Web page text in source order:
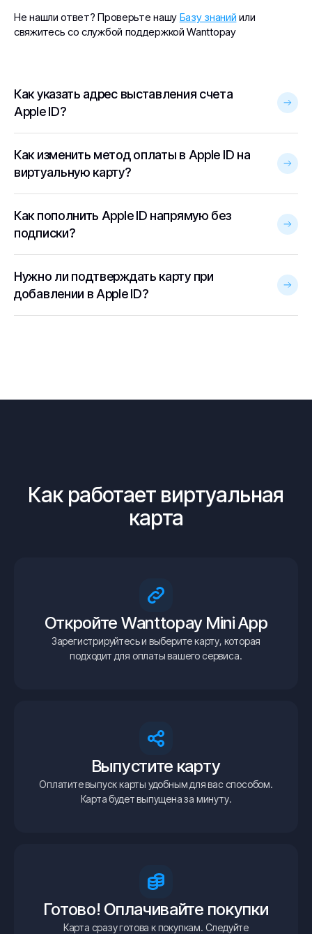
Не нашли ответ? Проверьте нашу Базу знаний или
свяжитесь со службой поддержкой Wanttopay
Как указать адрес выставления счета
Apple ID?
Как изменить метод оплаты в Apple ID на
виртуальную карту?
Как пополнить Apple ID напрямую без
подписки?
Нужно ли подтверждать карту при
добавлении в Apple ID?
Как работает виртуальная
карта
Откройте Wanttopay Mini App
Зарегистрируйтесь и выберите карту, которая
подходит для оплаты вашего сервиса.
Выпустите карту
Оплатите выпуск карты удобным для вас способом.
Карта будет выпущена за минуту.
Готово! Оплачивайте покупки
Карта сразу готова к покупкам. Следуйте